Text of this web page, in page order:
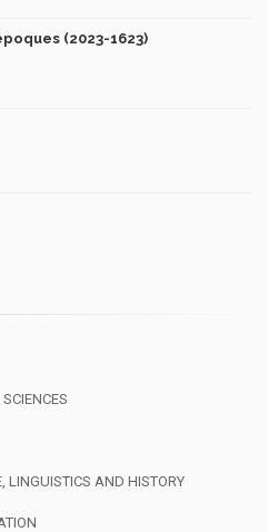
(2023-1623)
LINGUISTICS AND HISTORY